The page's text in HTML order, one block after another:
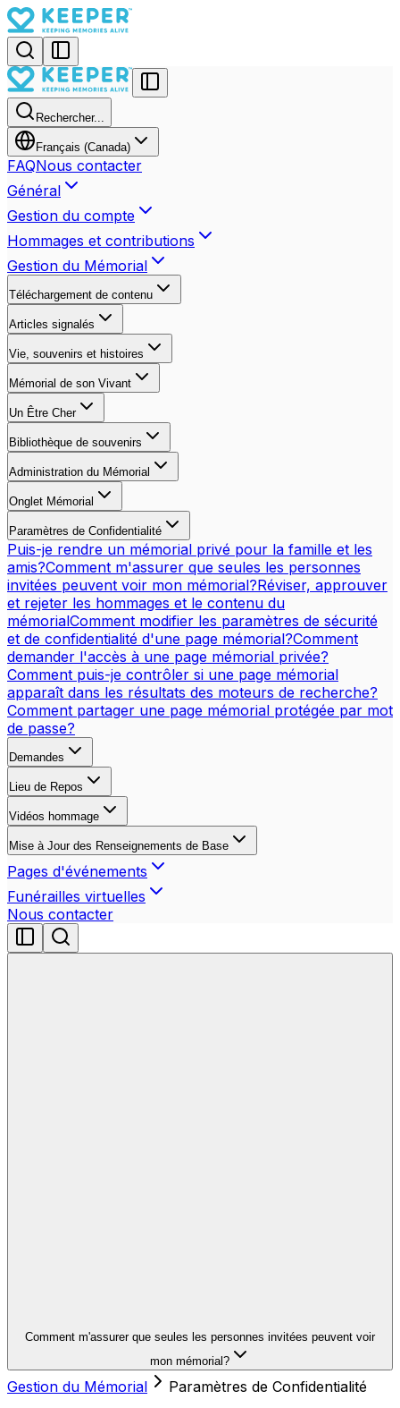
Rechercher...
Français (Canada)
FAQNous contacter
Général
Gestion du compte
Hommages et contributions
Gestion du Mémorial
Téléchargement de contenu
Articles signalés
Vie, souvenirs et histoires
Mémorial de son Vivant
Un Être Cher
Bibliothèque de souvenirs
Administration du Mémorial
Onglet Mémorial
Paramètres de Confidentialité
Puis-je rendre un mémorial privé pour la famille et les
amis?Comment m'assurer que seules les personnes
invitées peuvent voir mon mémorial?Réviser, approuver
et rejeter les hommages et le contenu du
mémorialComment modifier les paramètres de sécurité
et de confidentialité d'une page mémorial?Comment
demander l'accès à une page mémorial privée?
Comment puis-je contrôler si une page mémorial
apparaît dans les résultats des moteurs de recherche?
Comment partager une page mémorial protégée par mot
de passe?
Demandes
Lieu de Repos
Vidéos hommage
Mise à Jour des Renseignements de Base
Pages d'événements
Funérailles virtuelles
Nous contacter
Comment m'assurer que seules les personnes invitées peuvent voir
mon mémorial?
Gestion du Mémorial Paramètres de Confidentialité